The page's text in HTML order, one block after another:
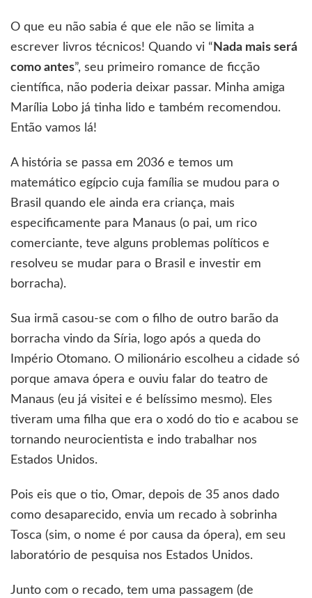
O que eu não sabia é que ele não se limita a
escrever livros técnicos! Quando vi “ Nada mais será
como antes”, seu primeiro romance de ficção
científica, não poderia deixar passar. Minha amiga
Marília Lobo já tinha lido e também recomendou.
Então vamos lá!
A história se passa em 2036 e temos um
matemático egípcio cuja família se mudou para o
Brasil quando ele ainda era criança, mais
especificamente para Manaus (o pai, um rico
comerciante, teve alguns problemas políticos e
resolveu se mudar para o Brasil e investir em
borracha).
Sua irmã casou-se com o filho de outro barão da
borracha vindo da Síria, logo após a queda do
Império Otomano. O milionário escolheu a cidade só
porque amava ópera e ouviu falar do teatro de
Manaus (eu já visitei e é belíssimo mesmo). Eles
tiveram uma filha que era o xodó do tio e acabou se
tornando neurocientista e indo trabalhar nos
Estados Unidos.
Pois eis que o tio, Omar, depois de 35 anos dado
como desaparecido, envia um recado à sobrinha
Tosca (sim, o nome é por causa da ópera), em seu
laboratório de pesquisa nos Estados Unidos.
Junto com o recado, tem uma passagem (de